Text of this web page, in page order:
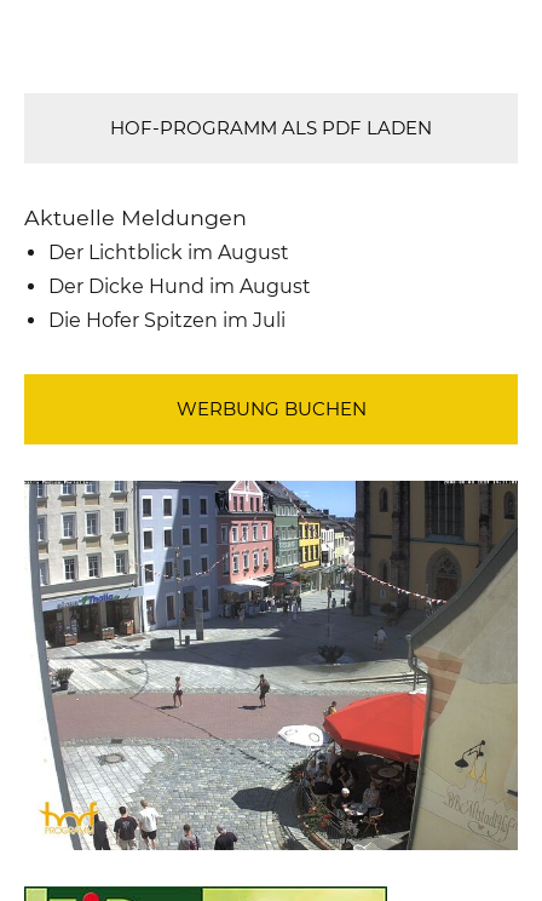
HOF-PROGRAMM ALS PDF LADEN
Aktuelle Meldungen
Der Lichtblick im August
Der Dicke Hund im August
Die Hofer Spitzen im Juli
WERBUNG BUCHEN